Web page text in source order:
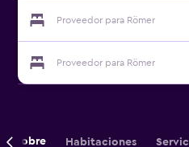
Proveedor para Römer
Proveedor para Römer
Sobre Habitaciones